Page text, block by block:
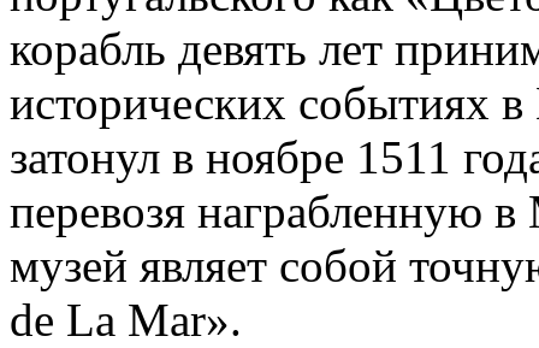
корабль девять лет
исторических событиях
затонул в ноябре 1511
перевозя награбленную
музей являет собой
de La Mar».